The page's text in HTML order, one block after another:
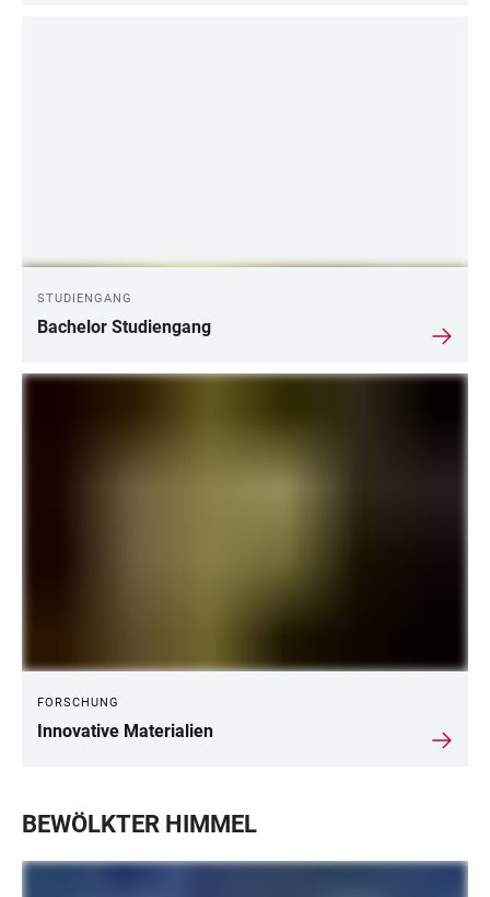
STUDIENGANG
Bachelor Studiengang
FORSCHUNG
Innovative Materialien
BEWÖLKTER HIMMEL